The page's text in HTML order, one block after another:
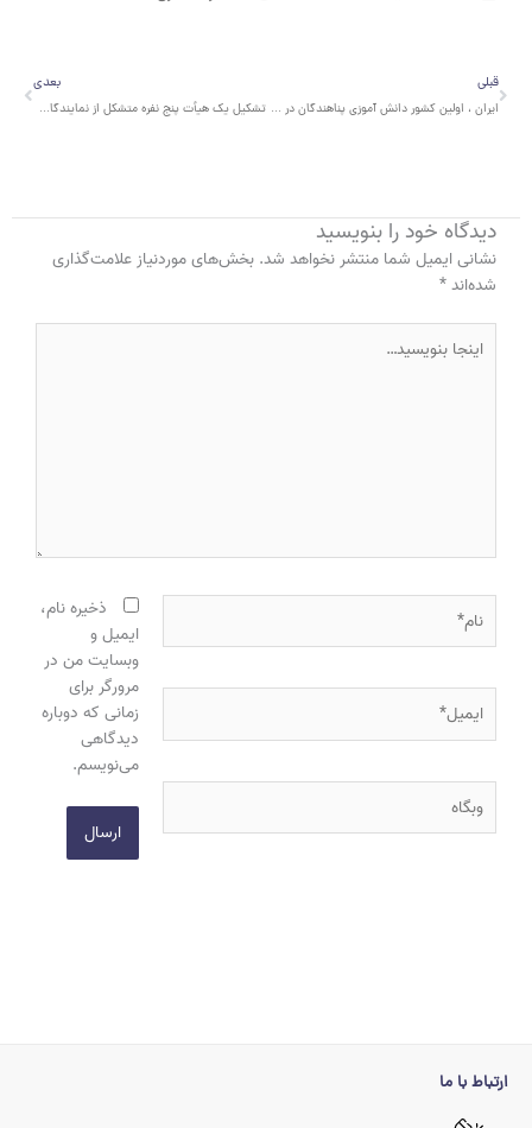
قبلی
قبلی
ایران ، اولین کشور دانش آموزی پناهندگان در دنیا
بعدی
تشکیل یک هیأت پنج نفره متشکل از نمایندگان سازمان های دولتی و غیر دولتی جهت پیگیری اجرایی شدن طرح آموزش رایگان برای کودکان مهاجر
دیدگاه‌ خود را بنویسید
نشانی ایمیل شما منتشر نخواهد شد. بخش‌های موردنیاز علامت‌گذاری
شده‌اند*
بنویسید…
وبگاه
ذخیره نام،
ایمیل و
وبسایت من در
مرورگر برای
زمانی که دوباره
دیدگاهی
می‌نویسم.
ارتباط با ما